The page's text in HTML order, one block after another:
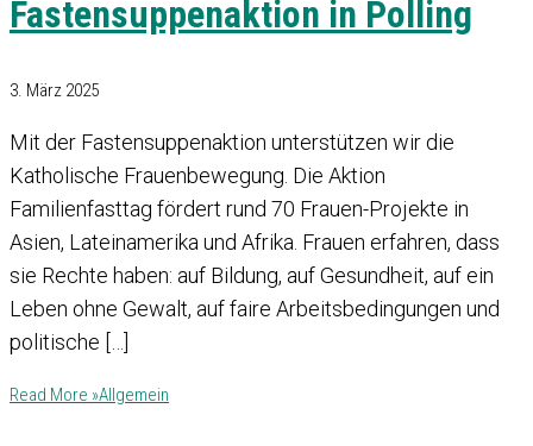
Fastensuppenaktion in Polling
3. März 2025
Mit der Fastensuppenaktion unterstützen wir die
Katholische Frauenbewegung. Die Aktion
Familienfasttag fördert rund 70 Frauen-Projekte in
Asien, Lateinamerika und Afrika. Frauen erfahren, dass
sie Rechte haben: auf Bildung, auf Gesundheit, auf ein
Leben ohne Gewalt, auf faire Arbeitsbedingungen und
politische […]
Read More »Allgemein